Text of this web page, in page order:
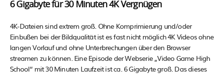
6 Gigabyte für 30 Minuten 4K Vergnügen
4K-Dateien sind extrem groß. Ohne Komprimierung und/oder
Einbußen bei der Bildqualität ist es fast nicht möglich 4K Videos ohne
langen Vorlauf und ohne Unterbrechungen über den Browser
streamen zu können. Eine Episode der Webserie „Video Game High
School“ mit 30 Minuten Laufzeit ist ca. 6 Gigabyte groß. Das dieses